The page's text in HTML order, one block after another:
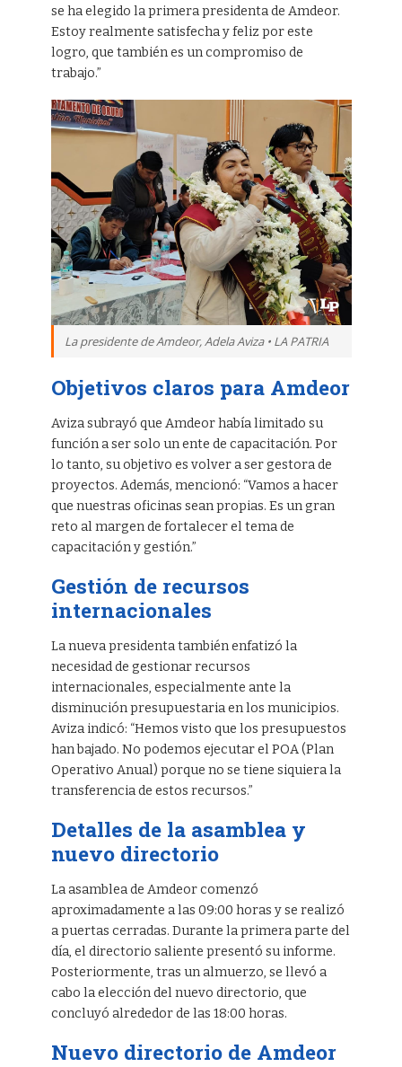
se ha elegido la primera presidenta de Amdeor.
Estoy realmente satisfecha y feliz por este
logro, que también es un compromiso de
trabajo.”
La presidente de Amdeor, Adela Aviza • LA PATRIA
Objetivos claros para Amdeor
Aviza subrayó que Amdeor había limitado su
función a ser solo un ente de capacitación. Por
lo tanto, su objetivo es volver a ser gestora de
proyectos. Además, mencionó: “Vamos a hacer
que nuestras oficinas sean propias. Es un gran
reto al margen de fortalecer el tema de
capacitación y gestión.”
Gestión de recursos
internacionales
La nueva presidenta también enfatizó la
necesidad de gestionar recursos
internacionales, especialmente ante la
disminución presupuestaria en los municipios.
Aviza indicó: “Hemos visto que los presupuestos
han bajado. No podemos ejecutar el POA (Plan
Operativo Anual) porque no se tiene siquiera la
transferencia de estos recursos.”
Detalles de la asamblea y
nuevo directorio
La asamblea de Amdeor comenzó
aproximadamente a las 09:00 horas y se realizó
a puertas cerradas. Durante la primera parte del
día, el directorio saliente presentó su informe.
Posteriormente, tras un almuerzo, se llevó a
cabo la elección del nuevo directorio, que
concluyó alrededor de las 18:00 horas.
Nuevo directorio de Amdeor